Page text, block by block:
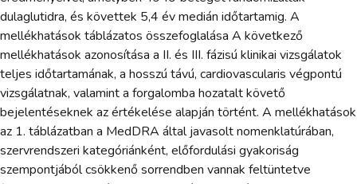
dulaglutidra, és követtek 5,4 év medián időtartamig. A
mellékhatások táblázatos összefoglalása A következő
mellékhatások azonosítása a II. és III. fázisú klinikai vizsgálatok
teljes időtartamának, a hosszú távú, cardiovascularis végpontú
vizsgálatnak, valamint a forgalomba hozatalt követő
bejelentéseknek az értékelése alapján történt. A mellékhatások
az 1. táblázatban a MedDRA által javasolt nomenklatúrában,
szervrendszeri kategóriánként, előfordulási gyakoriság
szempontjából csökkenő sorrendben vannak feltüntetve